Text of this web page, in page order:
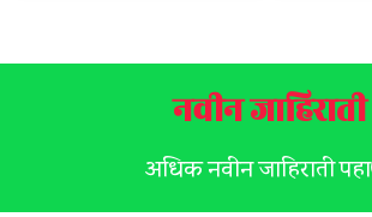
नवीन जाहिराती
अधिक नवीन जाहिराती पहा